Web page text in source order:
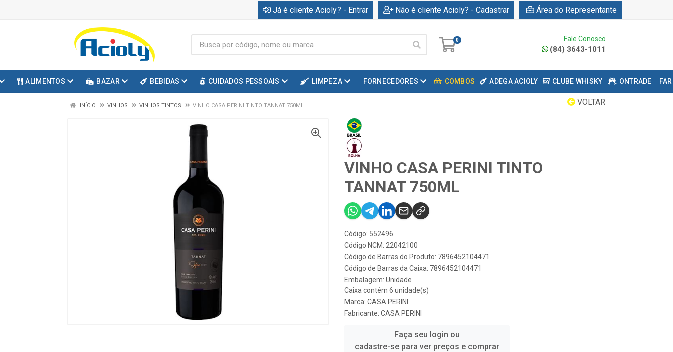
Já é cliente Acioly? - Entrar Não é cliente Acioly? - Cadastrar Área do Representante
0 Fale Conosco
(84) 3643-1011
ALIMENTOS BAZAR BEBIDAS CUIDADOS PESSOAIS LIMPEZA FORNECEDORES COMBOS ADEGA ACIOLY CLUBE WHISKY ONTRADE
VOLTAR
INÍCIO VINHOS VINHOS TINTOS VINHO CASA PERINI TINTO TANNAT 750ML
VINHO CASA PERINI TINTO
TANNAT 750ML
Código: 552496
Código NCM: 22042100
Código de Barras do Produto: 7896452104471
Código de Barras da Caixa: 7896452104471
Embalagem: Unidade
Caixa contém 6 unidade(s)
Marca: CASA PERINI
Fabricante: CASA PERINI
Faça seu login ou
cadastre-se para ver preços e comprar